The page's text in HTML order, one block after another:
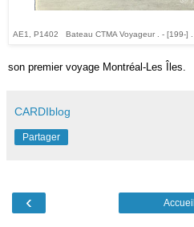
AE1, P1402 Bateau CTMA Voyageur . - [199-]
son premier voyage Montréal-Les Îles.
CARDIblog
Partager
‹ Accueil